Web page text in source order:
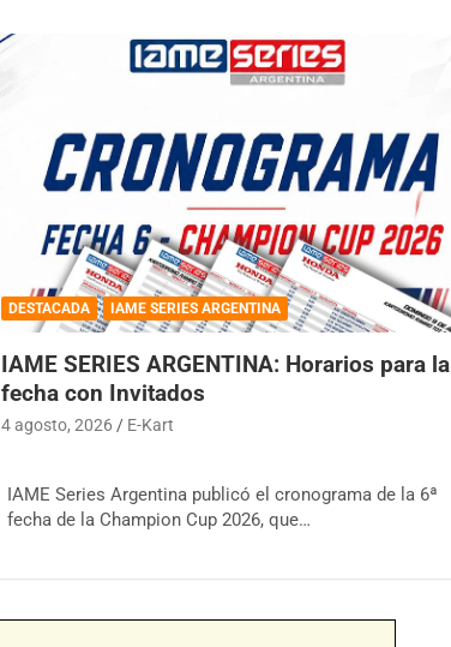
DESTACADA IAME SERIES ARGENTINA
IAME SERIES ARGENTINA: Horarios para la
fecha con Invitados
4 agosto, 2026 E-Kart
IAME Series Argentina publicó el cronograma de la 6ª
fecha de la Champion Cup 2026, que…